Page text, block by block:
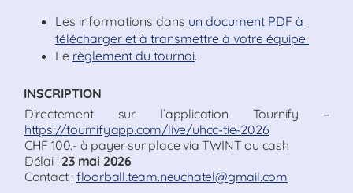
Les informations dans un document PDF à
télécharger et à transmettre à votre équipe
Le règlement du tournoi.
INSCRIPTION
Directement sur l’application Tournify –
https://tournifyapp.com/live/uhcc-tie-2026
CHF 100.- à payer sur place via TWINT ou cash
Délai : 23 mai 2026
Contact : floorball.team.neuchatel@gmail.com